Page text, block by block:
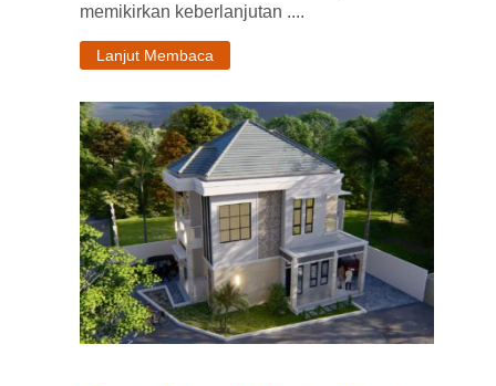
memikirkan keberlanjutan ....
Lanjut Membaca